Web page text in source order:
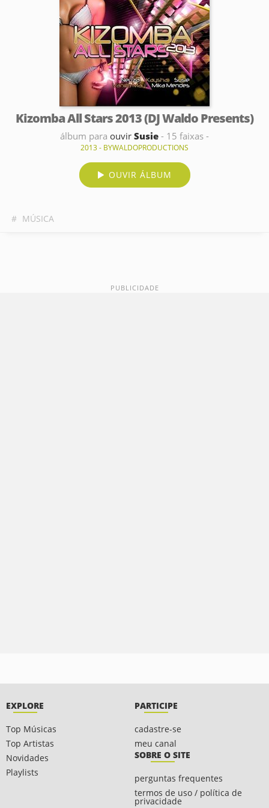
Kizomba All Stars 2013 (DJ Waldo Presents)
álbum para ouvir Susie - 15 faixas -
2013 - BYWALDOPRODUCTIONS
OUVIR ÁLBUM
# MÚSICA
EXPLORE
Top Músicas
Top Artistas
Novidades
Playlists
PARTICIPE
cadastre-se
meu canal
SOBRE O SITE
perguntas frequentes
termos de uso / política de
privacidade